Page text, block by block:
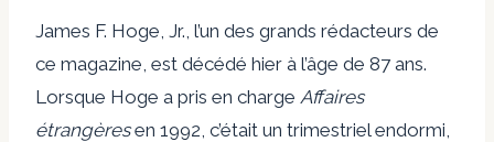
James F. Hoge, Jr., l’un des grands rédacteurs de
ce magazine, est décédé hier à l’âge de 87 ans.
Lorsque Hoge a pris en charge Affaires
étrangèresen 1992, c’était un trimestriel endormi,